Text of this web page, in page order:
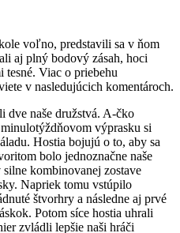
voľno, predstavili sa v ňom
aj plný bodový zásah, hoci
Viac o priebehu
v nasledujúcich komentároch.
dve naše družstvá. A-čko
výprasku si
Hostia bojujú o to, aby sa
bolo jednoznačne naše
kombinovanej zostave
Napriek tomu vstúpilo
štvorhry a následne aj prvé
Potom síce hostia uhrali
zvládli lepšie naši hráči